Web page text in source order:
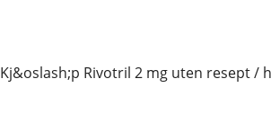
Kj&oslash;p Rivotril 2 mg uten resept /